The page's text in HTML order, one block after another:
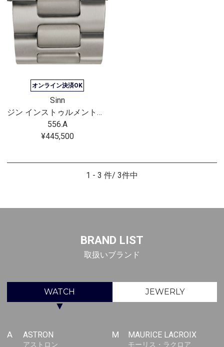
オンライン決済OK
Sinn
ジン インストゥルメントウォッチ
556.A
¥445,500
1 - 3 件/ 3件中
BRAND LIST
取扱いブランド
WATCH JEWERLY
▼
A ASTRON
アストロン
M MAURICE LACROIX
モーリス・ラクロア